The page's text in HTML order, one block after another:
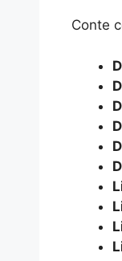
Conte